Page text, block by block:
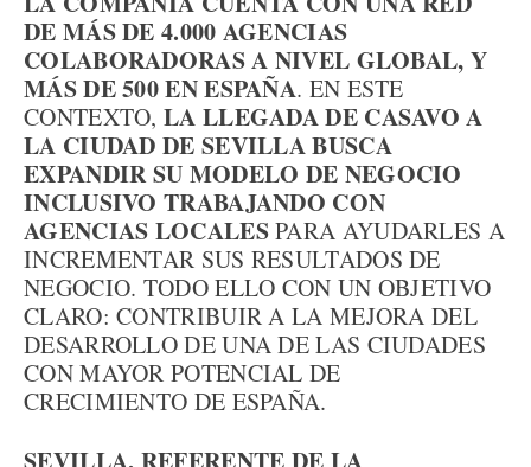
DE MÁS DE 4.000 AGENCIAS
COLABORADORAS A NIVEL GLOBAL, Y
MÁS DE 500 EN ESPAÑA. EN ESTE
CONTEXTO,LA LLEGADA DE CASAVO A
LA CIUDAD DE SEVILLA BUSCA
EXPANDIR SU MODELO DE NEGOCIO
INCLUSIVO TRABAJANDO CON
AGENCIAS LOCALESPARA AYUDARLES A
INCREMENTAR SUS RESULTADOS DE
NEGOCIO. TODO ELLO CON UN OBJETIVO
CLARO: CONTRIBUIR A LA MEJORA DEL
DESARROLLO DE UNA DE LAS CIUDADES
CON MAYOR POTENCIAL DE
CRECIMIENTO DE ESPAÑA.